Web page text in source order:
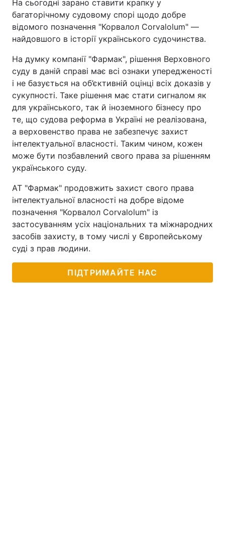
На сьогодні зарано ставити крапку у
багаторічному судовому спорі щодо добре
відомого позначення "Корвалол Corvalolum" —
найдовшого в історії українського судочинства.
На думку компанії "Фармак", рішення Верховного
суду в даній справі має всі ознаки упередженості
і не базується на об’єктивній оцінці всіх доказів у
сукупності. Таке рішення має стати сигналом як
для українського, так й іноземного бізнесу про
те, що судова реформа в Україні не реалізована,
а верховенство права не забезпечує захист
інтелектуальної власності. Таким чином, кожен
може бути позбавлений свого права за рішенням
українського суду.
АТ "Фармак" продовжить захист свого права
інтелектуальної власності на добре відоме
позначення "Корвалол Corvalolum" із
застосуванням усіх національних та міжнародних
засобів захисту, в тому числі у Європейському
суді з прав людини.
ПІДТРИМАЙТЕ НАС